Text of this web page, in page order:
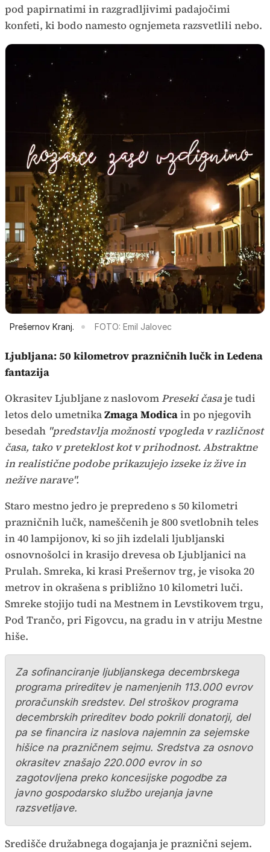
pod papirnatimi in razgradljivimi padajočimi
konfeti, ki bodo namesto ognjemeta razsvetlili nebo.
Prešernov Kranj. FOTO: Emil Jalovec
Ljubljana: 50 kilometrov prazničnih lučk in Ledena
fantazija
Okrasitev Ljubljane z naslovomPreseki časaje tudi
letos delo umetnikaZmaga Modicain po njegovih
besedah "predstavlja možnosti vpogleda v različnost
časa, tako v preteklost kot v prihodnost. Abstraktne
in realistične podobe prikazujejo izseke iz žive in
nežive narave".
Staro mestno jedro je prepredeno s 50 kilometri
prazničnih lučk, nameščenih je 800 svetlobnih teles
in 40 lampijonov, ki so jih izdelali ljubljanski
osnovnošolci in krasijo drevesa ob Ljubljanici na
Prulah. Smreka, ki krasi Prešernov trg, je visoka 20
metrov in okrašena s približno 10 kilometri luči.
Smreke stojijo tudi na Mestnem in Levstikovem trgu,
Pod Trančo, pri Figovcu, na gradu in v atriju Mestne
hiše.
Za sofinanciranje ljubljanskega decembrskega
programa prireditev je namenjenih 113.000 evrov
proračunskih sredstev. Del stroškov programa
decembrskih prireditev bodo pokrili donatorji, del
pa se financira iz naslova najemnin za sejemske
hišice na prazničnem sejmu. Sredstva za osnovo
okrasitev znašajo 220.000 evrov in so
zagotovljena preko koncesijske pogodbe za
javno gospodarsko službo urejanja javne
razsvetljave.
Središče družabnega dogajanja je praznični sejem.